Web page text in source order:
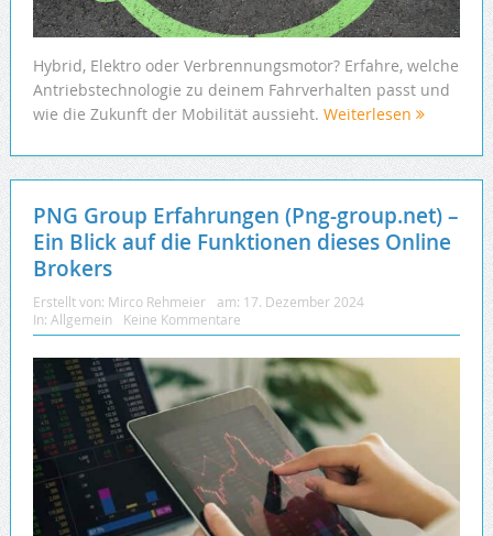
Hybrid, Elektro oder Verbrennungsmotor? Erfahre, welche
Antriebstechnologie zu deinem Fahrverhalten passt und
wie die Zukunft der Mobilität aussieht. Weiterlesen
PNG Group Erfahrungen (Png-group.net) –
Ein Blick auf die Funktionen dieses Online
Brokers
Erstellt von: Mirco Rehmeier am: 17. Dezember 2024
In: Allgemein Keine Kommentare